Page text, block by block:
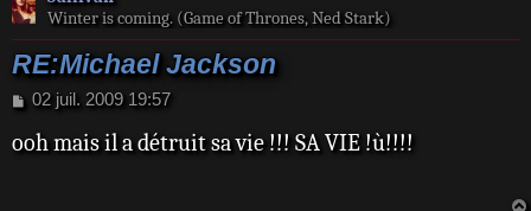
Winter is coming. (Game of Thrones, Ned Stark)
RE:Michael Jackson
M
s
02 juil. 2009 19:57
ooh mais il a détruit sa vie !!! SA VIE !ù!!!!